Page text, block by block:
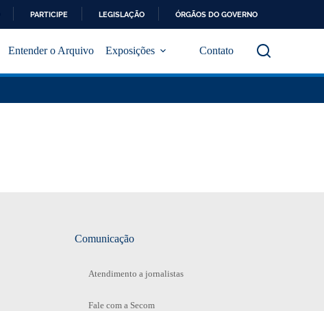
PARTICIPE LEGISLAÇÃO ÓRGÃOS DO GOVERNO
Entender o Arquivo Exposições Contato
Comunicação
Atendimento a jornalistas
Fale com a Secom